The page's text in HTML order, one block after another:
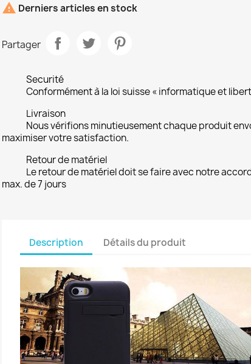
 Derniers articles en stock
Partager
Securité
Conformément à la loi suisse « informatique et
Livraison
Nous vérifions minutieusement chaque produit
maximiser votre satisfaction.
Retour de matériel
Le retour de matériel doit se faire avec notre
max. de 7 jours
Description Détails du produit